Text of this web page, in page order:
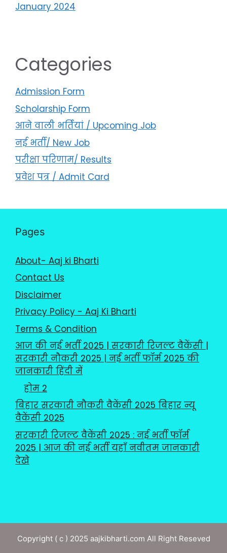
January 2024
Categories
Admission Form
Scholarship Form
आने वाली भर्तियां / Upcoming Job
नई भर्ती/ New Job
परीक्षा परिणाम/ Results
प्रवेश पत्र / Admit Card
Pages
About- Aaj ki Bharti
Contact Us
Disclaimer
Privacy Policy - Aaj Ki Bharti
Terms & Condition
आज की नई भर्ती 2025 | सरकारी रिजल्ट वैकेंसी |
सरकारी नौकरी 2025 | नई भर्ती फॉर्म 2025 की
जानकारी हिंदी में
होम 2
बिहार सरकारी नौकरी वैकेंसी 2025 बिहार न्यू
वैकेंसी 2025
सरकारी रिजल्ट वैकेंसी 2025 : नई भर्ती फॉर्म
2025 | आज की नई भर्ती यहाँ नवीतम जानकारी
देखे
Copyright ( c ) 2025 aajkibharti.com All Right Reseved